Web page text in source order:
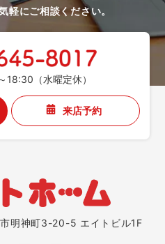
軽にご相談ください。
（水曜定休）
来店予約
明神町3-20-5 エイトビル1F